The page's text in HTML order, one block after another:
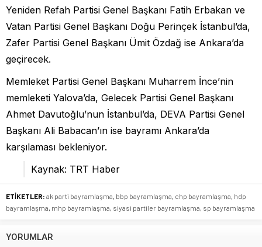
Yeniden Refah Partisi Genel Başkanı Fatih Erbakan ve
Vatan Partisi Genel Başkanı Doğu Perinçek İstanbul’da,
Zafer Partisi Genel Başkanı Ümit Özdağ ise Ankara’da
geçirecek.
Memleket Partisi Genel Başkanı Muharrem İnce’nin
memleketi Yalova’da, Gelecek Partisi Genel Başkanı
Ahmet Davutoğlu’nun İstanbul’da, DEVA Partisi Genel
Başkanı Ali Babacan’ın ise bayramı Ankara’da
karşılaması bekleniyor.
Kaynak: TRT Haber
ETİKETLER: ak parti bayramlaşma bbp bayramlaşma chp bayramlaşma hdp
bayramlaşma mhp bayramlaşma siyasi partiler bayramlaşma sp bayramlaşma
YORUMLAR